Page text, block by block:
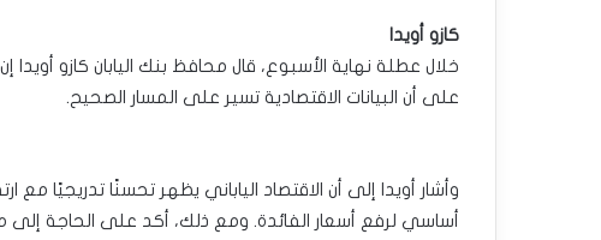
كازو أويدا
خلال عطلة نهاية الأسبوع، قال محافظ بنك اليابان كازو أويدا
على أن البيانات الاقتصادية تسير على المسار الصحيح.
وأشار أويدا إلى أن الاقتصاد الياباني يظهر تحسنًا تدريجيًا
أساسي لرفع أسعار الفائدة. ومع ذلك، أكد على الحاجة إلى